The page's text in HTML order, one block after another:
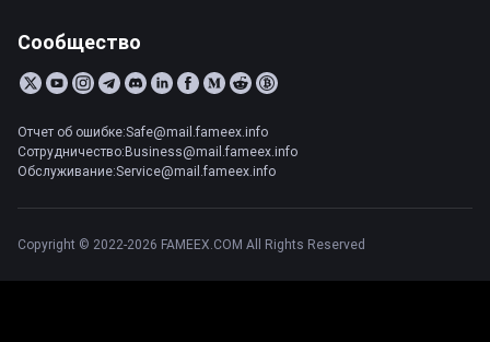
Сообщество
Отчет об ошибке:Safe@mail.fameex.info
Сотрудничество:Business@mail.fameex.info
Обслуживание:Service@mail.fameex.info
Copyright © 2022-2026 FAMEEX.COM All Rights Reserved